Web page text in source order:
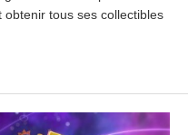
tous ses collectibles